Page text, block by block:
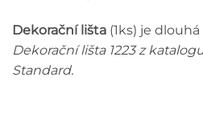
Dekorační lišta (1ks) je dlouhá
Dekorační lišta 1223 z
Standard.